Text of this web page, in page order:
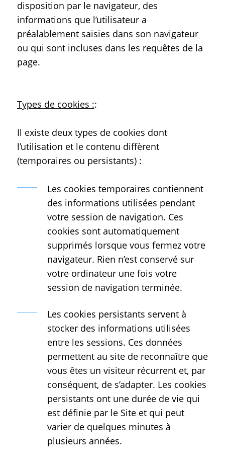
disposition par le navigateur, des
informations que l’utilisateur a
préalablement saisies dans son navigateur
ou qui sont incluses dans les requêtes de la
page.
Types de cookies ::
Il existe deux types de cookies dont
l’utilisation et le contenu diffèrent
(temporaires ou persistants) :
Les cookies temporaires contiennent
des informations utilisées pendant
votre session de navigation. Ces
cookies sont automatiquement
supprimés lorsque vous fermez votre
navigateur. Rien n’est conservé sur
votre ordinateur une fois votre
session de navigation terminée.
Les cookies persistants servent à
stocker des informations utilisées
entre les sessions. Ces données
permettent au site de reconnaître que
vous êtes un visiteur récurrent et, par
conséquent, de s’adapter. Les cookies
persistants ont une durée de vie qui
est définie par le Site et qui peut
varier de quelques minutes à
plusieurs années.